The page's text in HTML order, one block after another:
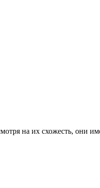
на их схожесть, они